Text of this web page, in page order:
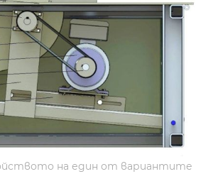
на един от вариантите